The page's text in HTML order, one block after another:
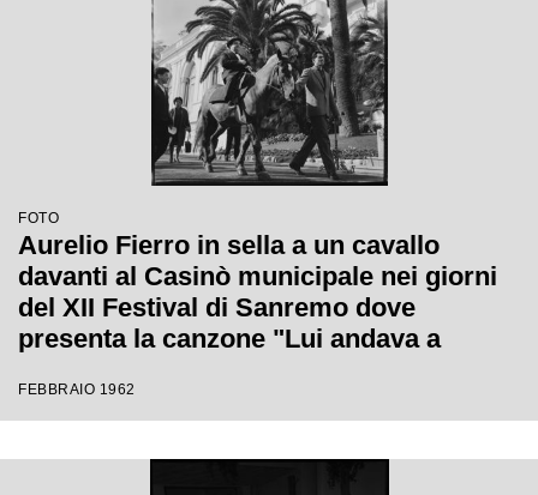
FOTO
Aurelio Fierro in sella a un cavallo
davanti al Casinò municipale nei giorni
del XII Festival di Sanremo dove
presenta la canzone "Lui andava a
FEBBRAIO 1962